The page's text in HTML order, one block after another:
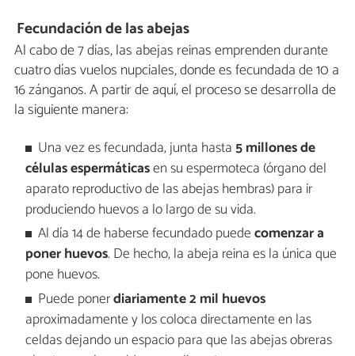
Fecundación de las abejas
Al cabo de 7 días, las abejas reinas emprenden durante
cuatro días vuelos nupciales, donde es fecundada de 10 a
16 zánganos. A partir de aquí, el proceso se desarrolla de
la siguiente manera:
Una vez es fecundada, junta hasta5 millones de
células espermáticasen su espermoteca (órgano del
aparato reproductivo de las abejas hembras) para ir
produciendo huevos a lo largo de su vida.
Al día 14 de haberse fecundado puedecomenzar a
poner huevos. De hecho, la abeja reina es la única que
pone huevos.
Puede ponerdiariamente 2 mil huevos
aproximadamente y los coloca directamente en las
celdas dejando un espacio para que las abejas obreras